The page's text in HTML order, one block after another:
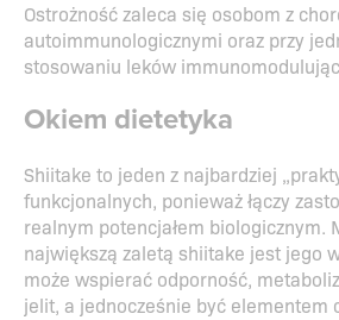
Ostrożność zaleca się osobom z
autoimmunologicznymi oraz przy
stosowaniu leków
Okiem dietetyka
Shiitake to jeden z najbardziej
funkcjonalnych, ponieważ łączy
realnym potencjałem biologicznym.
największą zaletą shiitake jest jego
może wspierać odporność,
jelit, a jednocześnie być elementem